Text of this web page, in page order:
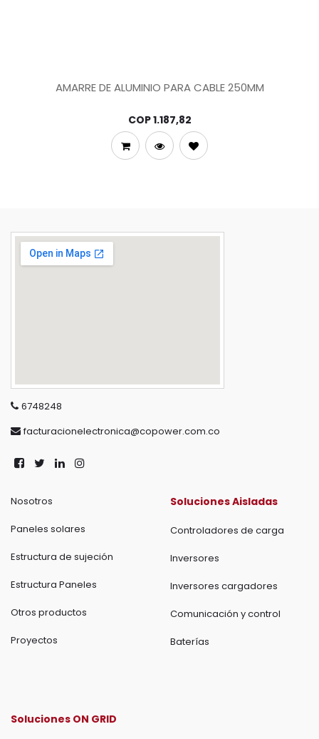
AMARRE DE ALUMINIO PARA CABLE 250MM
COP1.187,82
6748248
facturacionelectronica@copower.com.co
Nosotros
Paneles solares
Estructura de sujeción
Estructura Paneles
Otros productos
Proyectos
Soluciones Aisladas
Controladores de carga
Inversores
Inversores cargadores
Comunicación y control
Baterías
Soluciones ON GRID